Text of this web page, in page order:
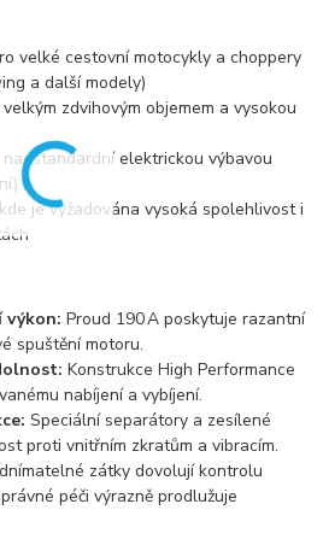
velké cestovní motocykly a choppery
a další modely)
zdvihovým objemem a vysokou
elektrickou výbavou
je vyžadována vysoká spolehlivost i
výkon: Proud 190 A poskytuje razantní
spuštění motoru.
Konstrukce High Performance
nabíjení a vybíjení.
Speciální separátory a zesílené
proti vnitřním zkratům a vibracím.
zátky dovolují kontrolu
péči výrazně prodlužuje